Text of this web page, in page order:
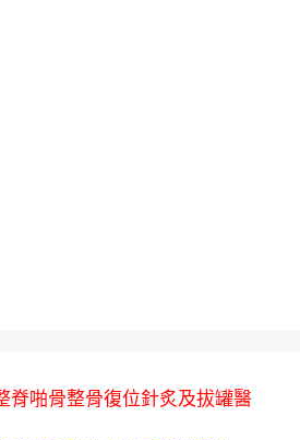
脊啪骨整骨復位針炙及拔罐醫